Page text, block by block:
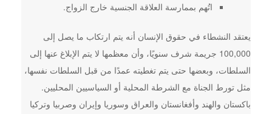
اتُهم بممارسة العلاقة الجنسية خارج الزواج.
يعتقد النشطاء في حقوق الإنسان أنه يتم ارتكاب ما يصل إلى
100,000 جريمة شرف سنويًا، وأن معظمها لا يتم الإبلاغ عنها إلى
السلطات، وبعضها حتى يتم تغطيته عمدًا من قبل السلطات نفسها،
مثل تورط الجناة مع الشرطة المحلية أو السياسيين المحليين.
باكستان والهند وأفغانستان والعراق وسوريا وإيران وصربيا وتركيا